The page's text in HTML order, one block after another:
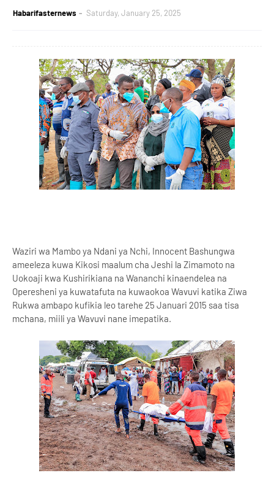
Habarifasternews Saturday, January 25, 2025
Waziri wa Mambo ya Ndani ya Nchi, Innocent Bashungwa
ameeleza kuwa Kikosi maalum cha Jeshi la Zimamoto na
Uokoaji kwa Kushirikiana na Wananchi kinaendelea na
Operesheni ya kuwatafuta na kuwaokoa Wavuvi katika Ziwa
Rukwa ambapo kufikia leo tarehe 25 Januari 2015 saa tisa
mchana, miili ya Wavuvi nane imepatika.